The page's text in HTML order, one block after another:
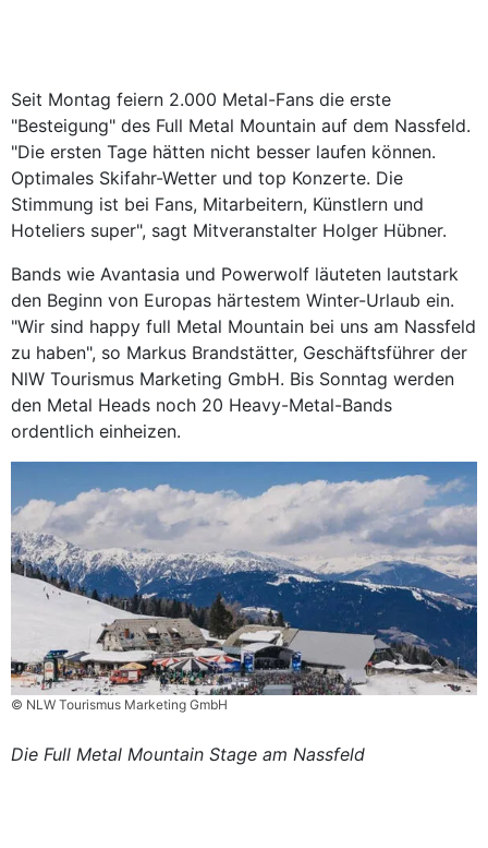
Seit Montag feiern 2.000 Metal-Fans die erste
"Besteigung" des Full Metal Mountain auf dem Nassfeld.
"Die ersten Tage hätten nicht besser laufen können.
Optimales Skifahr-Wetter und top Konzerte. Die
Stimmung ist bei Fans, Mitarbeitern, Künstlern und
Hoteliers super", sagt Mitveranstalter Holger Hübner.
Bands wie Avantasia und Powerwolf läuteten lautstark
den Beginn von Europas härtestem Winter-Urlaub ein.
"Wir sind happy full Metal Mountain bei uns am Nassfeld
zu haben", so Markus Brandstätter, Geschäftsführer der
NlW Tourismus Marketing GmbH. Bis Sonntag werden
den Metal Heads noch 20 Heavy-Metal-Bands
ordentlich einheizen.
© NLW Tourismus Marketing GmbH
Die Full Metal Mountain Stage am Nassfeld